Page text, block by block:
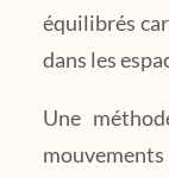
équilibrés
dans les
Une